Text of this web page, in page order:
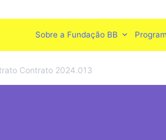
Sobre a Fundação BB
Contrato 2024.013